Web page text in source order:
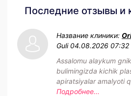
Последние отзывы и
Название клиники:
Guli 04.08.2026 07:32
Assalomu alaykum
bulimingizda kichik
apiratsiyalar amalyoti
Подробнее...